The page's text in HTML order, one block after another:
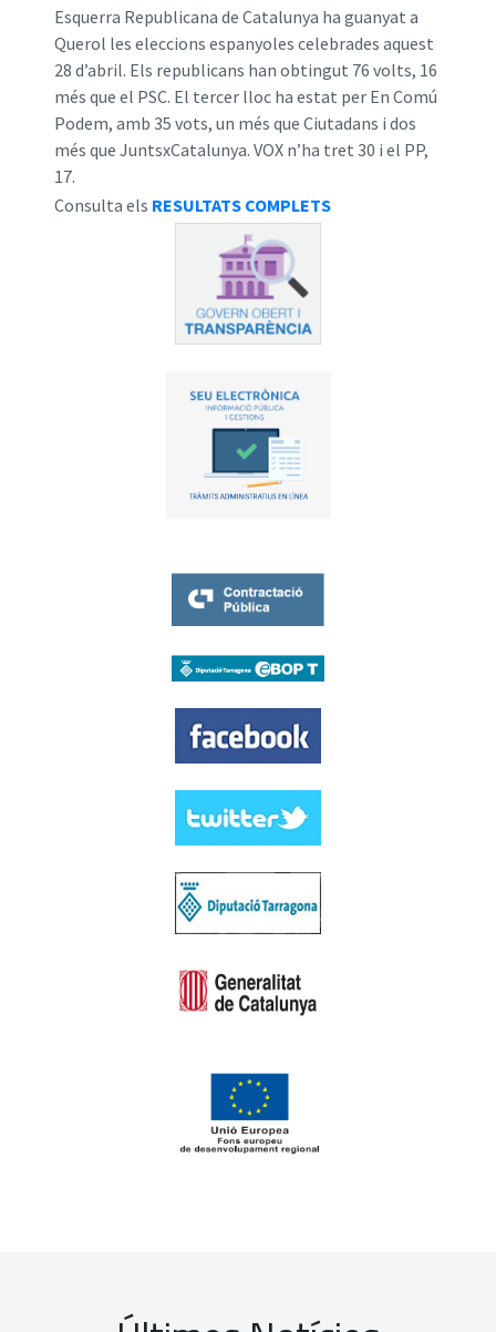
Esquerra Republicana de Catalunya ha guanyat a
Querol les eleccions espanyoles celebrades aquest
28 d’abril. Els republicans han obtingut 76 volts, 16
més que el PSC. El tercer lloc ha estat per En Comú
Podem, amb 35 vots, un més que Ciutadans i dos
més que JuntsxCatalunya. VOX n’ha tret 30 i el PP,
17.
Consulta els RESULTATS COMPLETS